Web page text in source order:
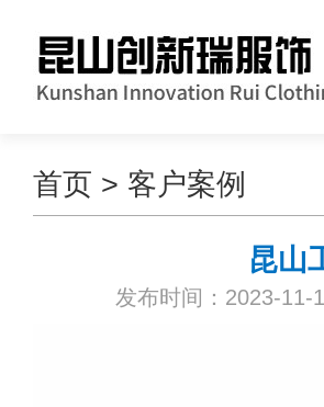
首页 > 客户案例
昆山
发布时间：2023-